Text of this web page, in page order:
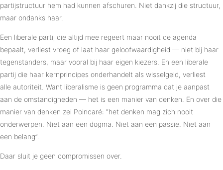
partijstructuur hem had kunnen afschuren. Niet dankzij die structuur,
maar ondanks haar.
Een liberale partij die altijd mee regeert maar nooit de agenda
bepaalt, verliest vroeg of laat haar geloofwaardigheid — niet bij haar
tegenstanders, maar vooral bij haar eigen kiezers. En een liberale
partij die haar kernprincipes onderhandelt als wisselgeld, verliest
alle autoriteit. Want liberalisme is geen programma dat je aanpast
aan de omstandigheden — het is een manier van denken. En over die
manier van denken zei Poincaré: “het denken mag zich nooit
onderwerpen. Niet aan een dogma. Niet aan een passie. Niet aan
een belang”.
Daar sluit je geen compromissen over.